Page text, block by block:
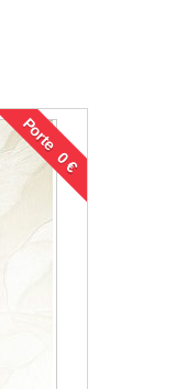
Porte 0 €